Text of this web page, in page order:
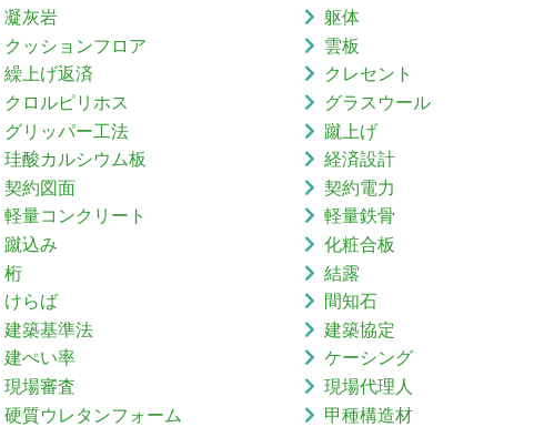
凝灰岩
躯体
クッションフロア
雲板
繰上げ返済
クレセント
クロルピリホス
グラスウール
グリッパー工法
蹴上げ
珪酸カルシウム板
経済設計
契約図面
契約電力
軽量コンクリート
軽量鉄骨
蹴込み
化粧合板
桁
結露
けらば
間知石
建築基準法
建築協定
建ぺい率
ケーシング
現場審査
現場代理人
硬質ウレタンフォーム
甲種構造材